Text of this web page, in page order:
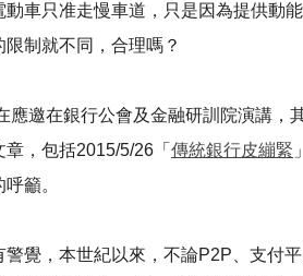
車只准走慢車道，只是因為提供動
制就不同，合理嗎？
應邀在銀行公會及金融研訓院演講
，包括2015/5/26「 傳統銀行皮繃緊
籲。
覺，本世紀以來，不論P2P、支付